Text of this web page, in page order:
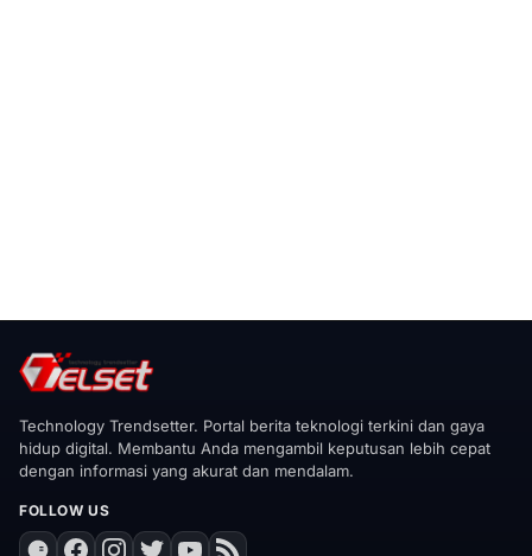
Technology Trendsetter. Portal berita teknologi terkini dan gaya
hidup digital. Membantu Anda mengambil keputusan lebih cepat
dengan informasi yang akurat dan mendalam.
FOLLOW US